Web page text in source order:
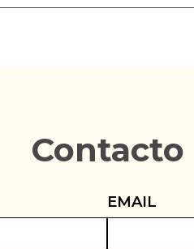
Contacto
EMAIL